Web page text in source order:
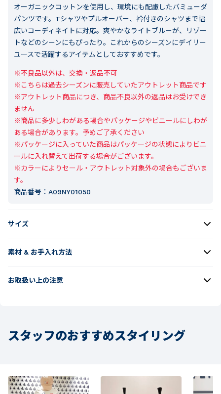
オーガニックコットンを使用し、環境にも配慮したバミューダ
パンツです。Tシャツやプルオーバー、衿付きのシャツまで幅
広いコーディネイトに対応。爽やかなライトブルーが、リゾー
トなどのシーンにもぴったり。これからのシーズンにデイリー
ユースで活躍するアイテムとしておすすめです。
※不良品以外は、交換・返品不可
※こちらは過去シーズンに販売していたアウトレット商品です
※アウトレット商品につき、商品不良以外の返品はお受けでき
ません
※商品に多少しわがある場合やパッケージやビニールにしわが
ある場合があります。予めご了承ください
※パッケージに入っていた商品はパッケージの状態によりビニ
ールに入れ替えて出荷する場合がございます。
※カラーによりセール・アウトレット対象外の場合もございま
す。
商品番号： A09NY01050
サイズ
素材 & お手入れ方法
お取扱い上の注意
スタッフのおすすめスタイリング